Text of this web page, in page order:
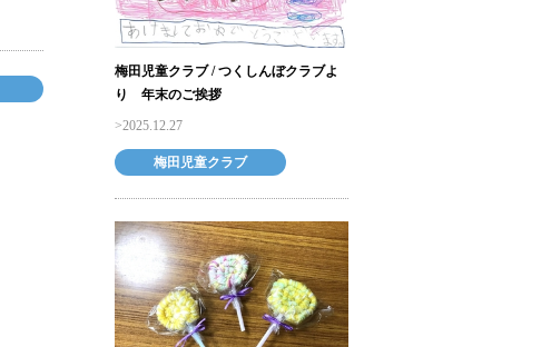
梅田児童クラブ / つくしんぼクラブよ
り 年末のご挨拶
2025.12.27
梅田児童クラブ